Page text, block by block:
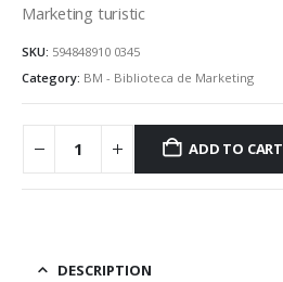
Marketing turistic
SKU: 594848910 0345
Category: BM - Biblioteca de Marketing
ADD TO CART
DESCRIPTION